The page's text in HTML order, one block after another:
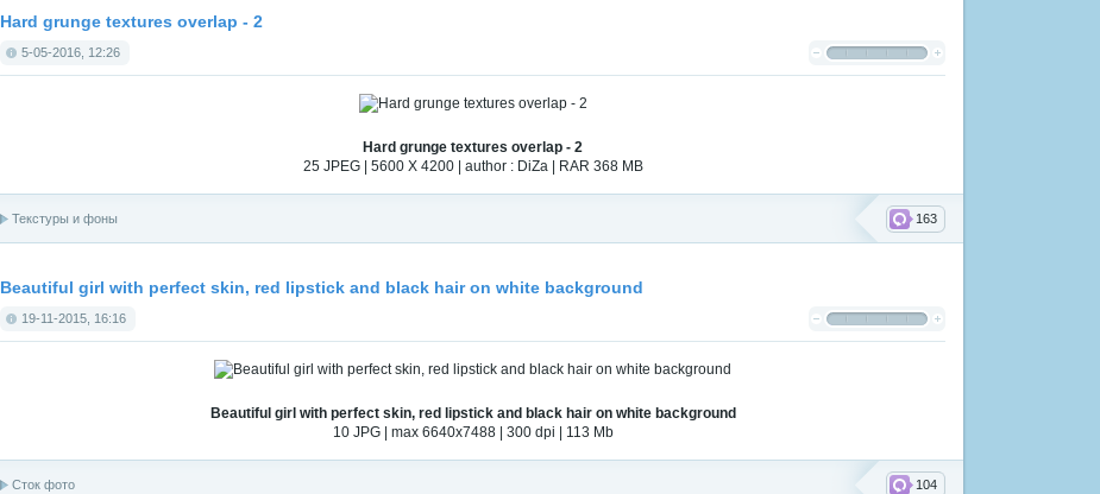
Hard grunge textures overlap - 2
5-05-2016, 12:26
Hard grunge textures overlap - 2
25 JPEG | 5600 X 4200 | author : DiZa | RAR 368 MB
163
Текстуры и фоны
Beautiful girl with perfect skin, red lipstick and black hair on white background
19-11-2015, 16:16
Beautiful girl with perfect skin, red lipstick and black hair on white background
10 JPG | max 6640x7488 | 300 dpi | 113 Mb
104
Сток фото